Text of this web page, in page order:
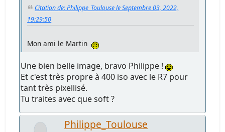
Citation de: Philippe_Toulouse le Septembre 03, 2022,
19:29:50
Mon ami le Martin
Une bien belle image, bravo Philippe !
Et c'est très propre à 400 iso avec le R7 pour
tant très pixellisé.
Tu traites avec que soft ?
Philippe_Toulouse